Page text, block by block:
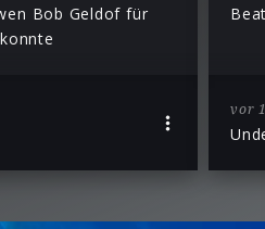
Bob Geldof für
vor